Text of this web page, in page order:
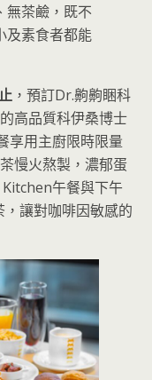
無茶鹼，既不
及素食者都能
，預訂Dr.齁齁睏科
高品質科伊桑博士
享用主廚限時限量
慢火熬製，濃郁蛋
午餐與下午
讓對咖啡因敏感的